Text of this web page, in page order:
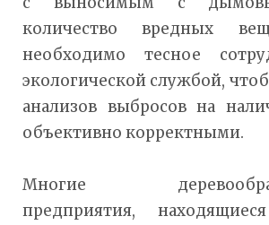
количество вредных
необходимо тесное
экологической службой,
анализов выбросов на
объективно корректными.
Многие
предприятия,